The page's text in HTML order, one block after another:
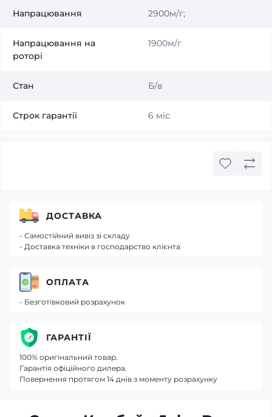
Напрацювання 2900м/г;
Напрацювання на
роторі
1900м/г
Стан Б/в
Строк гарантії 6 міс
ДОСТАВКА
- Самостійний вивіз зі складу
- Доставка техніки в господарство клієнта
ОПЛАТА
- Безготівковий розрахунок
ГАРАНТІЇ
100% оригінальний товар.
Гарантія офіційного дилера.
Повернення протягом 14 днів з моменту розрахунку